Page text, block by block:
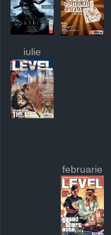
iulie
februarie